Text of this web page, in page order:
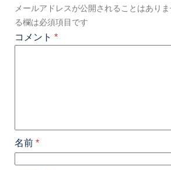
メールアドレスが公開されることはありま
る欄は必須項目です
コメント *
名前 *